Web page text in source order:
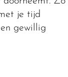
je tijd
gewillig